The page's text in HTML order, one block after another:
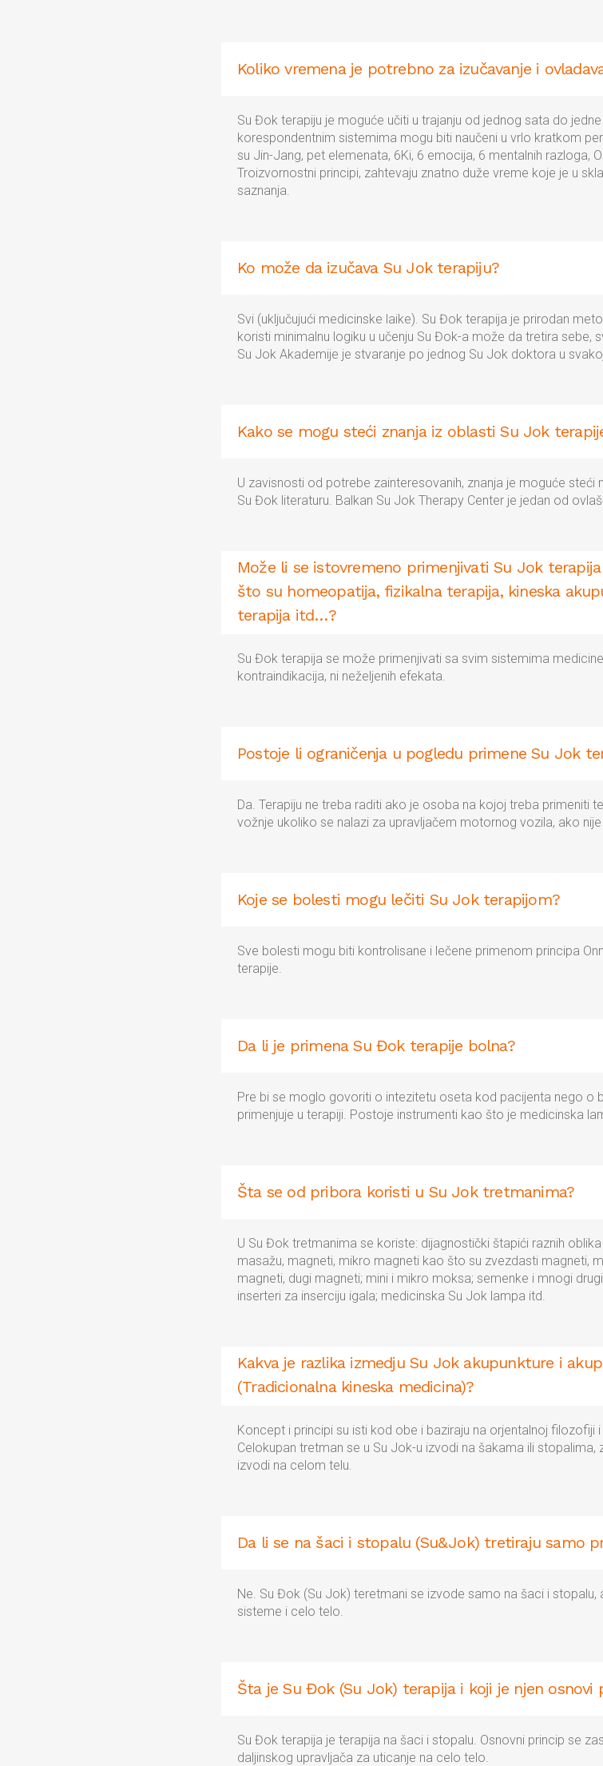
Koliko vremena je potrebno za izučavanje i
Su Đok terapiju je moguće učiti u trajanju od jednog sata do
korespondentnim sistemima mogu biti naučeni u vrlo kratkom
su Jin-Jang, pet elemenata, 6Ki, 6 emocija, 6 mentalnih razloga,
Troizvornostni principi, zahtevaju znatno duže vreme koje je u
saznanja.
Ko može da izučava Su Jok terapiju?
Svi (uključujući medicinske laike). Su Đok terapija je prirodan
koristi minimalnu logiku u učenju Su Đok-a može da tretira
Su Jok Akademije je stvaranje po jednog Su Jok doktora u
Kako se mogu steći znanja iz oblasti Su Jok
U zavisnosti od potrebe zainteresovanih, znanja je moguće steći
Su Đok literaturu. Balkan Su Jok Therapy Center je jedan od
Može li se istovremeno primenjivati Su Jok
što su homeopatija, fizikalna terapija, kineska
terapija itd…?
Su Đok terapija se može primenjivati sa svim sistemima
kontraindikacija, ni neželjenih efekata.
Postoje li ograničenja u pogledu primene Su Jok
Da. Terapiju ne treba raditi ako je osoba na kojoj treba primeniti
vožnje ukoliko se nalazi za upravljačem motornog vozila, ako
Koje se bolesti mogu lečiti Su Jok terapijom?
Sve bolesti mogu biti kontrolisane i lečene primenom principa
terapije.
Da li je primena Su Đok terapije bolna?
Pre bi se moglo govoriti o intezitetu oseta kod pacijenta nego o
primenjuje u terapiji. Postoje instrumenti kao što je medicinska
Šta se od pribora koristi u Su Jok tretmanima?
U Su Đok tretmanima se koriste: dijagnostički štapići raznih
masažu, magneti, mikro magneti kao što su zvezdasti magneti,
magneti, dugi magneti; mini i mikro moksa; semenke i mnogi
inserteri za inserciju igala; medicinska Su Jok lampa itd.
Kakva je razlika izmedju Su Jok akupunkture i
(Tradicionalna kineska medicina)?
Koncept i principi su isti kod obe i baziraju na orjentalnoj filozofiji
Celokupan tretman se u Su Jok-u izvodi na šakama ili stopalima,
izvodi na celom telu.
Da li se na šaci i stopalu (Su&Jok) tretiraju samo
Ne. Su Đok (Su Jok) teretmani se izvode samo na šaci i
sisteme i celo telo.
Šta je Su Đok (Su Jok) terapija i koji je njen osnovi
Su Đok terapija je terapija na šaci i stopalu. Osnovni princip se
daljinskog upravljača za uticanje na celo telo.